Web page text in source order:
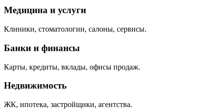
Медицина и услуги
Клиники, стоматологии, салоны, сервисы.
Банки и финансы
Карты, кредиты, вклады, офисы продаж.
Недвижимость
ЖК, ипотека, застройщики, агентства.